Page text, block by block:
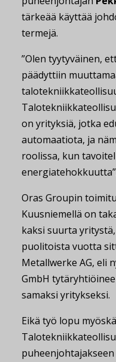
tärkeää käyttää
termejä.
”Olen tyytyväinen,
päädyttiin
on yrityksiä, jotka
automaatiota, ja
roolissa, kun
Oras Groupin
Kuusniemellä on
kaksi suurta
puolitoista vuotta
Metallwerke AG, eli
GmbH
samaksi yritykseksi.
Eikä työ lopu